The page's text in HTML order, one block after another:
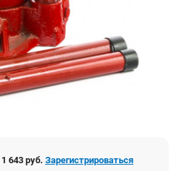
1 643 руб. Зарегистрироваться